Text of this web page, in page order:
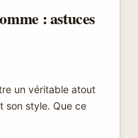
: astuces
un véritable atout
son style. Que ce